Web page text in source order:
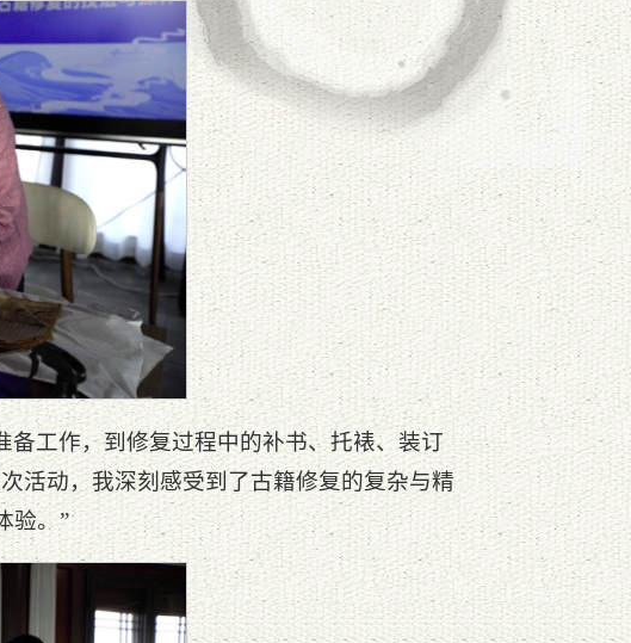
工作，到修复过程中的补书、托裱、装订
活动，我深刻感受到了古籍修复的复杂与精
验。”